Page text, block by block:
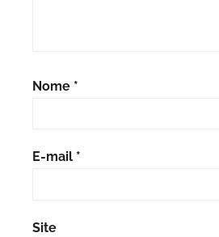
Nome *
E-mail *
Site